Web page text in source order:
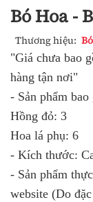
Bó Hoa -
Thương hiệu:
"Giá chưa bao
hàng tận nơi"
- Sản phẩm bao
Hồng đỏ: 3
Hoa lá phụ: 6
- Kích thước:
- Sản phẩm
website (Do